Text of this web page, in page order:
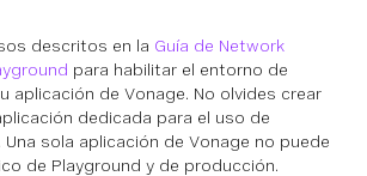
descritos en la Guía de Network
para habilitar el entorno de
aplicación de Vonage. No olvides crear
dedicada para el uso de
Una sola aplicación de Vonage no puede
de Playground y de producción.